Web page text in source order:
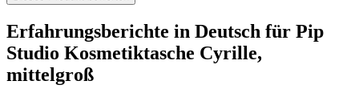
Erfahrungsberichte in Deutsch für Pip
Studio Kosmetiktasche Cyrille,
mittelgroß